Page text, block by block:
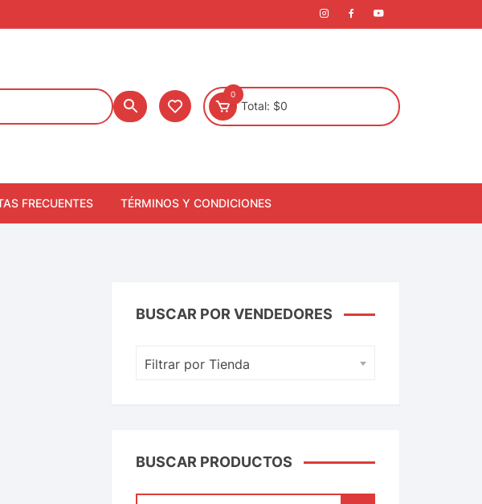
0
Total: $0
FRECUENTES TÉRMINOS Y CONDICIONES
BUSCAR POR VENDEDORES
Filtrar por Tienda
BUSCAR PRODUCTOS